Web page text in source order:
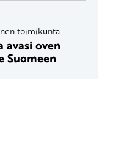
toimikunta
avasi oven
Suomeen